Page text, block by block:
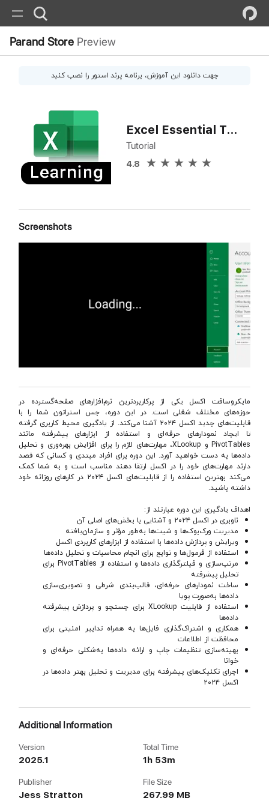
Parand Store Preview
جهت دانلود این آموزش، برنامه پرند استور را نصب کنید
Excel Essential Training
Tutorial
4.8
Screenshots
مایکروسافت اکسل یکی از پرکاربردترین نرم‌افزارهای صفحه‌گسترده در
حوزه‌های مختلف شغلی است. در این دوره، جس استراتون شما را با
قابلیت‌های جدید اکسل ۲۰۲۴ آشنا می‌کند. از یادگیری محیط کاربری گرفته
تا ایجاد نمودارهای حرفه‌ای و استفاده از ابزارهای پیشرفته مانند
PivotTables و XLookup، مهارت‌های لازم را برای افزایش بهره‌وری و تحلیل
داده‌ها به دست خواهید آورد. این دوره برای افراد مبتدی و کسانی که قصد
دارند مهارت‌های خود را در اکسل ارتقا دهند مناسب است و به شما کمک
می‌کند بهترین استفاده را از قابلیت‌های اکسل ۲۰۲۴ در کارهای روزانه خود
داشته باشید.
اهداف یادگیری این دوره عبارتند از:
ناوبری در اکسل ۲۰۲۴ و آشنایی با بخش‌های اصلی آن
مدیریت ورک‌بوک‌ها و شیت‌ها به‌طور مؤثر و سازمان‌یافته
ویرایش و پردازش داده‌ها با استفاده از ابزارهای کاربردی اکسل
استفاده از فرمول‌ها و توابع برای انجام محاسبات و تحلیل داده‌ها
مرتب‌سازی و فیلترگذاری داده‌ها و استفاده از PivotTables برای
تحلیل پیشرفته
ساخت نمودارهای حرفه‌ای، قالب‌بندی شرطی و تصویری‌سازی
داده‌ها به‌صورت پویا
استفاده از قابلیت XLookup برای جستجو و پردازش پیشرفته
داده‌ها
همکاری و اشتراک‌گذاری فایل‌ها به همراه تدابیر امنیتی برای
محافظت از اطلاعات
بهینه‌سازی تنظیمات چاپ و ارائه داده‌ها به‌شکلی حرفه‌ای و
خوانا
اجرای تکنیک‌های پیشرفته برای مدیریت و تحلیل بهتر داده‌ها در
اکسل ۲۰۲۴
Additional Information
Version
2025.1
Total Time
1h 53m
Publisher
Jess Stratton
File Size
267.99 MB